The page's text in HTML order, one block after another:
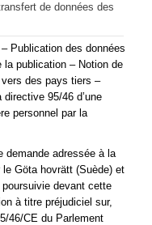
de données des
Publication des données
la publication – Notion de
des pays tiers –
95/46 d’une
personnel par la
demande adressée à la
le Göta hovrätt (Suède) et
devant cette
à titre préjudiciel sur,
46/CE du Parlement